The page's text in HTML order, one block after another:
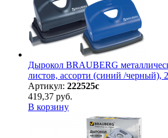
Дырокол BRAUBERG
листов, ассорти (синий /черный),
Артикул: 222525с
419,37 руб.
В корзину